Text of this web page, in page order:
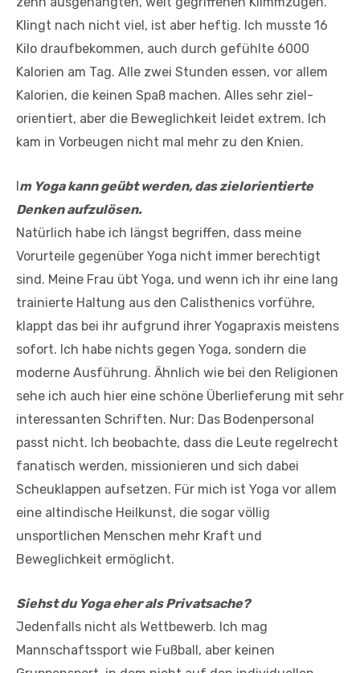
Klingt nach nicht viel, ist aber heftig. Ich musste 16
Kilo draufbekommen, auch durch gefühlte 6000
Kalorien am Tag. Alle zwei Stunden essen, vor allem
Kalorien, die keinen Spaß machen. Alles sehr ziel­
orientiert, aber die Beweglichkeit leidet extrem. Ich
kam in Vorbeugen nicht mal mehr zu den Knien.
m Yoga kann geübt werden, das zielorientierte
Denken aufzulösen.
Natürlich habe ich längst begriffen, dass meine
Vorurteile gegenüber Yoga nicht immer berechtigt
sind. Meine Frau übt Yoga, und wenn ich ihr eine lang
trainierte Haltung aus den Calisthenics vorführe,
klappt das bei ihr aufgrund ihrer Yogapraxis meistens
sofort. Ich habe nichts gegen Yoga, sondern die
moderne Ausführung. Ähnlich wie bei den Religionen
sehe ich auch hier eine schöne Überlieferung mit sehr
interessanten Schriften. Nur: Das Bodenpersonal
passt nicht. Ich beobachte, dass die Leute regelrecht
fanatisch werden, missionieren und sich dabei
Scheuklappen aufsetzen. Für mich ist Yoga vor allem
eine altindische Heilkunst, die sogar völlig
unsportlichen Menschen mehr Kraft und
Beweglichkeit ermöglicht.
Siehst du Yoga eher als Privatsache?
Jedenfalls nicht als Wettbewerb. Ich mag
Mannschaftssport wie Fußball, aber keinen